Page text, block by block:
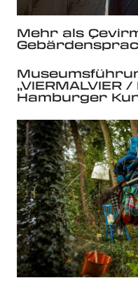
Mehr als
„VIERMALVIER
Hamburger